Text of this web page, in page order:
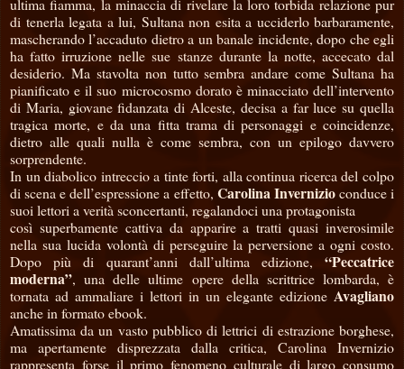
ultima fiamma, la minaccia di rivelare la loro torbida relazione pur
di tenerla legata a lui, Sultana non esita a ucciderlo barbaramente,
mascherando l’accaduto dietro a un banale incidente, dopo che egli
ha fatto irruzione nelle sue stanze durante la notte, accecato dal
desiderio. Ma stavolta non tutto sembra andare come Sultana ha
pianificato e il suo microcosmo dorato è minacciato dell’intervento
di Maria, giovane fidanzata di Alceste, decisa a far luce su quella
tragica morte, e da una fitta trama di personaggi e coincidenze,
dietro alle quali nulla è come sembra, con un epilogo davvero
sorprendente.
In un diabolico intreccio a tinte forti, alla continua ricerca del colpo
di scena e dell’espressione a effetto, Carolina Invernizioconduce i
suoi lettori a verità sconcertanti, regalandoci una protagonista
così superbamente cattiva da apparire a tratti quasi inverosimile
nella sua lucida volontà di perseguire la perversione a ogni costo.
Dopo più di quarant’anni dall’ultima edizione, “Peccatrice
moderna”, una delle ultime opere della scrittrice lombarda, è
tornata ad ammaliare i lettori in un elegante edizione Avagliano
anche in formato ebook.
Amatissima da un vasto pubblico di lettrici di estrazione borghese,
ma apertamente disprezzata dalla critica, Carolina Invernizio
rappresenta forse il primo fenomeno culturale di largo consumo